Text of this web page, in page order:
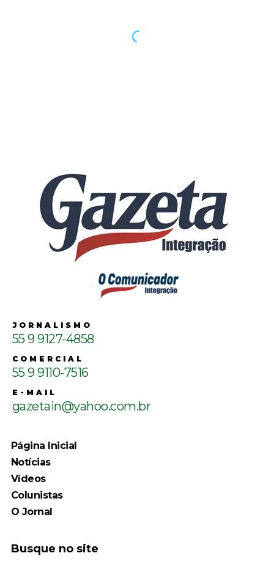
JORNALISMO
55 9 9127-4858
COMERCIAL
55 9 9110-7516
E-MAIL
gazetain@yahoo.com.br
Página Inicial
Notícias
Vídeos
Colunistas
O Jornal
Busque no site